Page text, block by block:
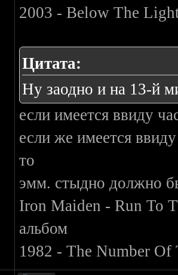
2003 - Below The
Цитата:
Ну заодно и на 13-й
если имеется ввиду
если же имеется
то
эмм. стыдно должно
Iron Maiden - Run To
альбом
1982 - The Number Of